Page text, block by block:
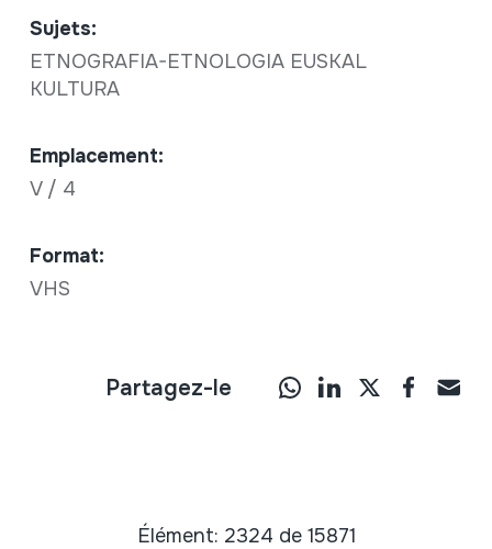
Sujets:
ETNOGRAFIA-ETNOLOGIA EUSKAL
KULTURA
Emplacement:
V / 4
Format:
VHS
Partagez-le
Élément: 2324 de 15871